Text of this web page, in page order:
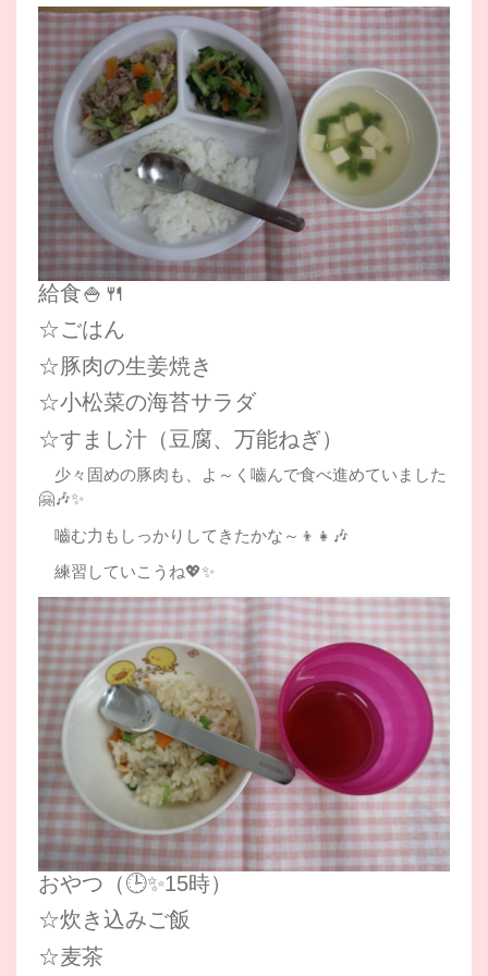
給食🍚🍴
☆ごはん
☆豚肉の生姜焼き
☆小松菜の海苔サラダ
☆すまし汁（豆腐、万能ねぎ）
少々固めの豚肉も、よ～く嚙んで食べ進めていました
🤗🎶✨
嚙む力もしっかりしてきたかな～👦👧🎶
練習していこうね💖✨
おやつ（🕒✨15時）
☆炊き込みご飯
☆麦茶